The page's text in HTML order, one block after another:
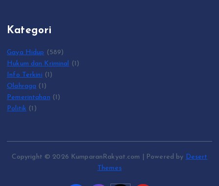
Kategori
Gaya Hidup (589)
Hukum dan Kriminal
(1)
Info Terkini (1)
Olahraga (1)
Pemerintahan (1)
Politik (1)
Copyright © 2026 KumparanRakyat.com | Powered by Desert
Themes